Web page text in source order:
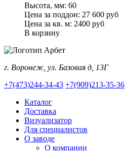
Высота, мм: 60
Цена за поддон: 27 600 руб
Цена за кв. м: 2400 руб
В корзину
г. Воронеж, ул. Базовая д, 13Г
+7(473)244-34-43 +7(909)213-35-36
Каталог
Доставка
Визуализатор
Для специалистов
О заводе
О компании